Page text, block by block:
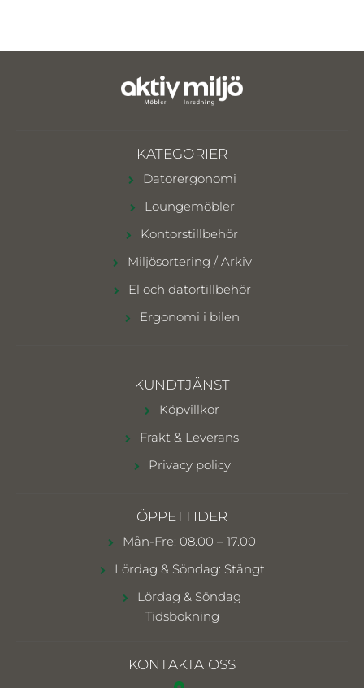
KATEGORIER
Datorergonomi
Loungemöbler
Kontorstillbehör
Miljösortering / Arkiv
El och datortillbehör
Ergonomi i bilen
KUNDTJÄNST
Köpvillkor
Frakt & Leverans
Privacy policy
ÖPPETTIDER
Mån-Fre: 08.00 – 17.00
Lördag & Söndag: Stängt
Lördag & Söndag
Tidsbokning
KONTAKTA OSS